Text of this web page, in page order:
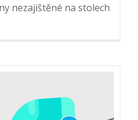
nezajištěné na stolech